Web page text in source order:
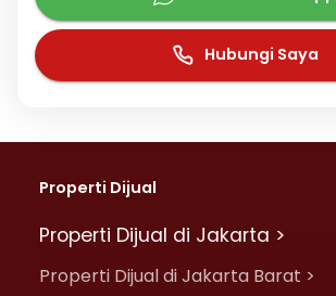
Hubungi Saya
Properti Dijual
Properti Dijual di Jakarta >
Properti Dijual di Jakarta Barat >